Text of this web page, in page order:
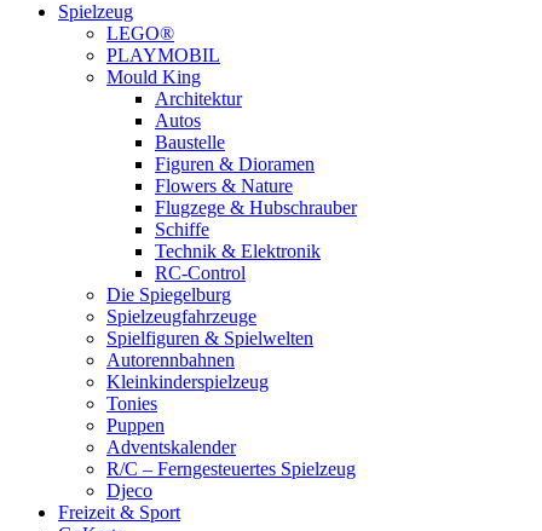
Spielzeug
LEGO®
PLAYMOBIL
Mould King
Architektur
Autos
Baustelle
Figuren & Dioramen
Flowers & Nature
Flugzege & Hubschrauber
Schiffe
Technik & Elektronik
RC-Control
Die Spiegelburg
Spielzeugfahrzeuge
Spielfiguren & Spielwelten
Autorennbahnen
Kleinkinderspielzeug
Tonies
Puppen
Adventskalender
R/C – Ferngesteuertes Spielzeug
Djeco
Freizeit & Sport